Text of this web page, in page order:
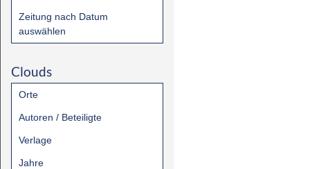
Zeitung nach Datum
auswählen
Clouds
Orte
Autoren / Beteiligte
Verlage
Jahre